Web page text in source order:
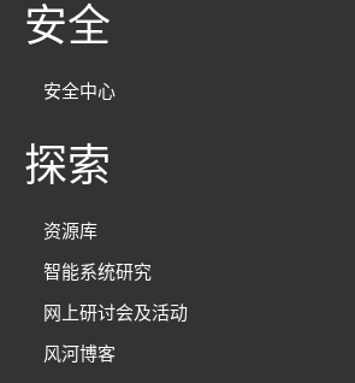
安全
安全中心
探索
资源库
智能系统研究
网上研讨会及活动
风河博客